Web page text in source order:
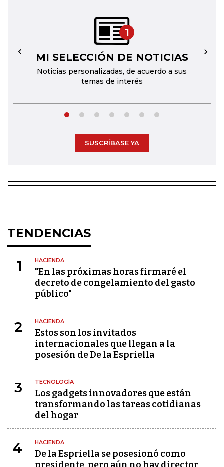
1
MI SELECCIÓN DE NOTICIAS
Noticias personalizadas, de acuerdo a sus
temas de interés
← →
SUSCRÍBASE YA
TENDENCIAS
1 HACIENDA
"En las próximas horas firmaré el
decreto de congelamiento del gasto
público"
2 HACIENDA
Estos son los invitados
internacionales que llegan a la
posesión de De la Espriella
3 TECNOLOGÍA
Los gadgets innovadores que están
transformando las tareas cotidianas
del hogar
4 HACIENDA
De la Espriella se posesionó como